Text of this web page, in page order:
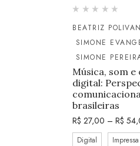
BEATRIZ
SIMONE
SIMONE
Música, som e
digital:
brasileiras
R$ 27,00 – R$
Digital Impressa